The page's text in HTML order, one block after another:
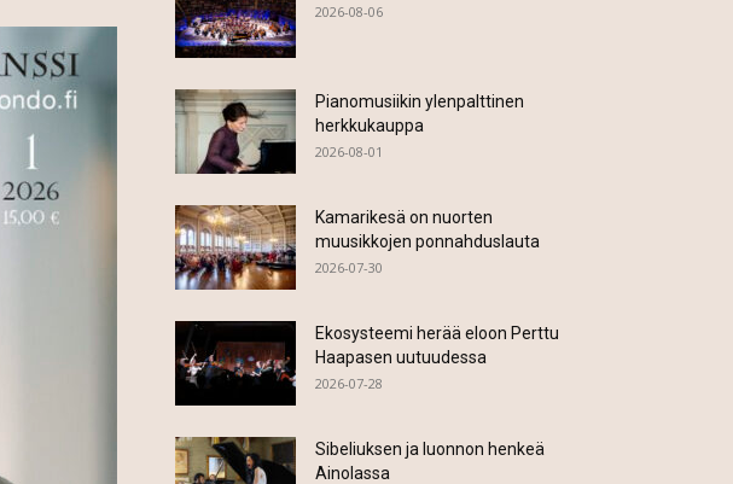
2026-08-06
Pianomusiikin ylenpalttinen
herkkukauppa
2026-08-01
Kamarikesä on nuorten
muusikkojen ponnahduslauta
2026-07-30
Ekosysteemi herää eloon Perttu
Haapasen uutuudessa
2026-07-28
Sibeliuksen ja luonnon henkeä
Ainolassa